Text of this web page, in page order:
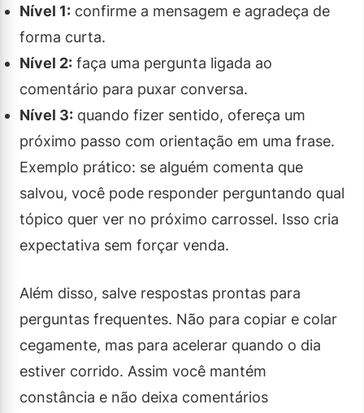
Nível 1: confirme a mensagem e agradeça de
forma curta.
Nível 2: faça uma pergunta ligada ao
comentário para puxar conversa.
Nível 3: quando fizer sentido, ofereça um
próximo passo com orientação em uma frase.
Exemplo prático: se alguém comenta que
salvou, você pode responder perguntando qual
tópico quer ver no próximo carrossel. Isso cria
expectativa sem forçar venda.
Além disso, salve respostas prontas para
perguntas frequentes. Não para copiar e colar
cegamente, mas para acelerar quando o dia
estiver corrido. Assim você mantém
constância e não deixa comentários